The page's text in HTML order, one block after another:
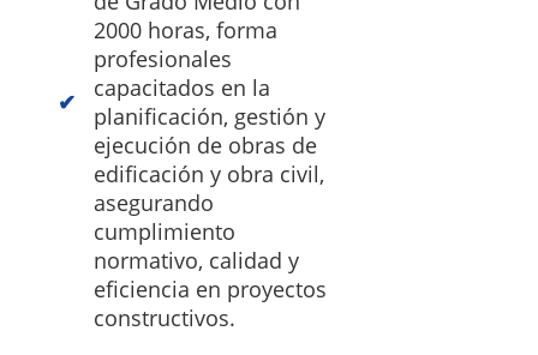
2000 horas, forma
profesionales
capacitados en la
planificación, gestión y
ejecución de obras de
edificación y obra civil,
asegurando
cumplimiento
normativo, calidad y
eficiencia en proyectos
constructivos.